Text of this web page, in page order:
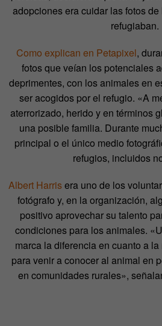
adopciones era cuidar las fotos
refugiaban.
Como explican en Petapixel,
fotos que veían los potenciales
deprimentes, con los animales en
ser acogidos por el refugio. «A
aterrorizado, herido y en términos
una posible familia. Durante
principal o el único medio
refugios, incluidos
Albert Harrisera uno de los
fotógrafo y, en la organización,
positivo aprovechar su talento
condiciones para los animales.
marca la diferencia en cuanto a
para venir a conocer al animal en
en comunidades rurales»,